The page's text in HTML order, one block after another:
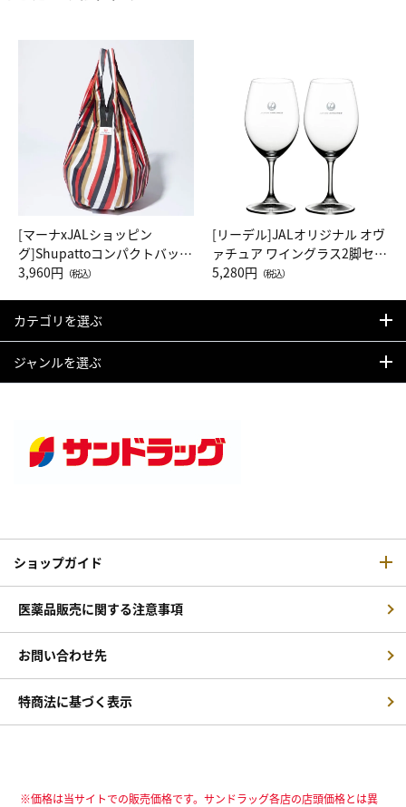
[マーナxJALショッピン
グ]Shupattoコンパクトバッグ
Drop JAL客室乗務員（LC）ス
3,960円 （税込）
[リーデル]JALオリジナル オヴ
ァチュア ワイングラス2脚セッ
ト（レッドワイン）
5,280円 （税込）
カテゴリを選ぶ
ジャンルを選ぶ
ショップガイド
医薬品販売に関する注意事項
お問い合わせ先
特商法に基づく表示
※価格は当サイトでの販売価格です。サンドラッグ各店の店頭価格とは異